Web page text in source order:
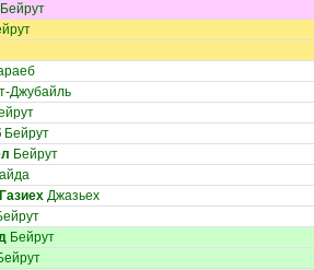
Бейрут
Джубайль
Бейрут
Бейрут
Джазьех
Бейрут